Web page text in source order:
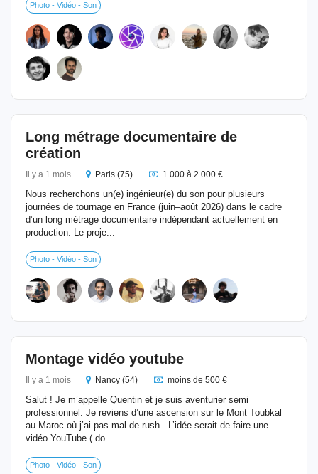
Photo - Vidéo - Son
Long métrage documentaire de
création
Il y a 1 mois Paris (75) 1 000 à 2 000 €
Nous recherchons un(e) ingénieur(e) du son pour plusieurs
journées de tournage en France (juin–août 2026) dans le cadre
d’un long métrage documentaire indépendant actuellement en
production. Le proje...
Photo - Vidéo - Son
Montage vidéo youtube
Il y a 1 mois Nancy (54) moins de 500 €
Salut ! Je m’appelle Quentin et je suis aventurier semi
professionnel. Je reviens d’une ascension sur le Mont Toubkal
au Maroc où j’ai pas mal de rush . L’idée serait de faire une
vidéo YouTube ( do...
Photo - Vidéo - Son